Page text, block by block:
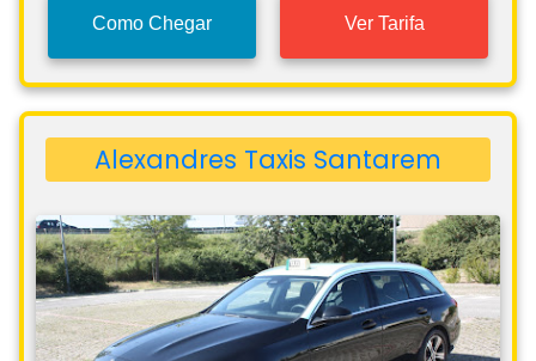
Como Chegar Ver Tarifa
Alexandres Taxis Santarem